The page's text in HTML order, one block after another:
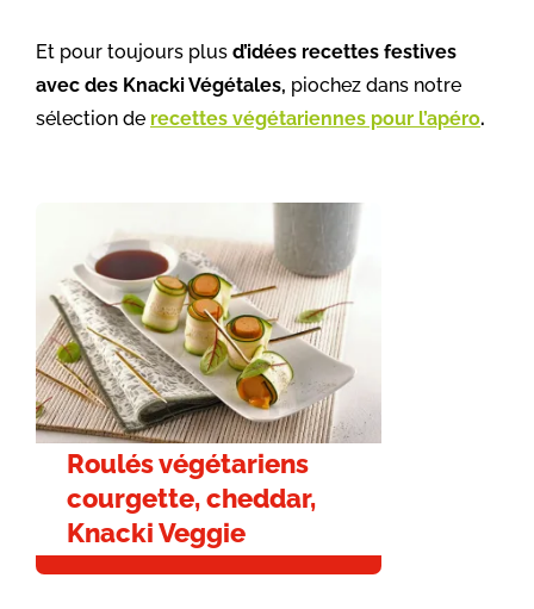
Et pour toujours plus d’idées recettes festives
avec des Knacki Végétales, piochez dans notre
sélection de recettes végétariennes pour l’apéro.
Roulés végétariens
courgette, cheddar,
Knacki Veggie